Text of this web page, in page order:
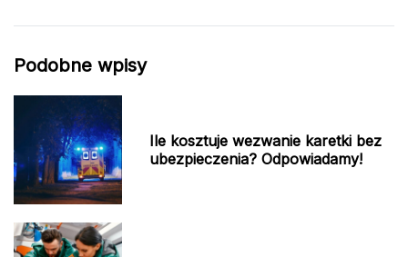
Podobne wpisy
Ile kosztuje wezwanie karetki bez
ubezpieczenia? Odpowiadamy!